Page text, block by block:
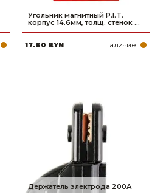
Угольник магнитный P.I.T.
корпус 14.6мм, толщ. стенок ...
17.60 BYN наличие:
Держатель электрода 200А